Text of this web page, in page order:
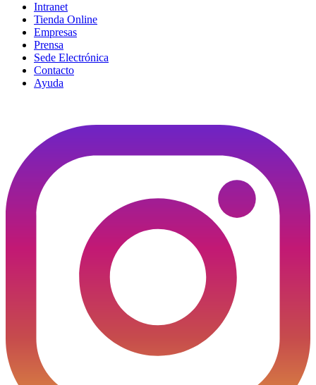
Intranet
Tienda Online
Empresas
Prensa
Sede Electrónica
Contacto
Ayuda